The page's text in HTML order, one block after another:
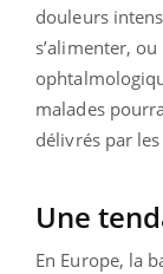
douleurs
s’alimenter,
malades
délivrés par
Une
En Europe, la